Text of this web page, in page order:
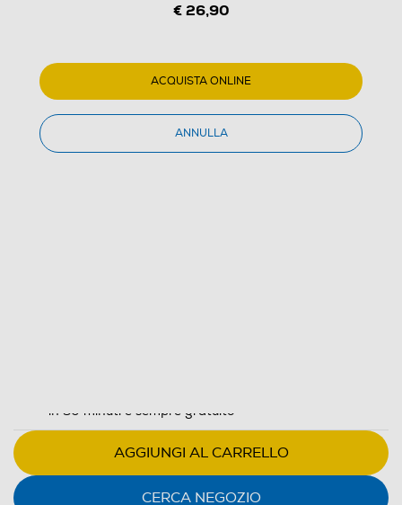
1/2
S3+ - S3PD3104016AL-R-Argento
in 30 minuti e sempre gratuito
AGGIUNGI AL CARRELLO
CERCA NEGOZIO
€ 26,90
ACQUISTA ONLINE
ANNULLA